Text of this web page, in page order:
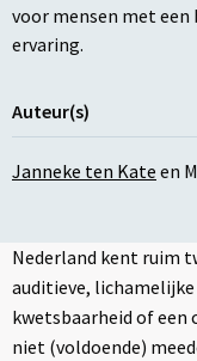
voor mensen met
ervaring.
Auteur(s)
Janneke ten Kate en
Nederland kent ruim
auditieve,
kwetsbaarheid of een
niet (voldoende)